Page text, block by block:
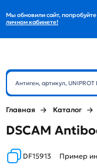
Мы обновили сайт,
личном кабинете!
Главная Каталог
DSCAM
DF15913 Пример